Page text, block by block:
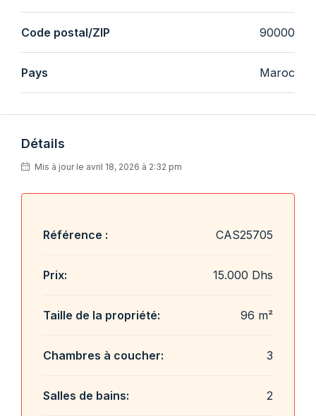
Code postal/ZIP 90000
Pays Maroc
Détails
Mis à jour le avril 18, 2026 à 2:32 pm
Référence : CAS25705
Prix: 15.000 Dhs
Taille de la propriété: 96 m²
Chambres à coucher: 3
Salles de bains: 2